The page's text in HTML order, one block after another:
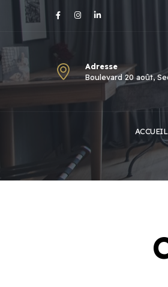
Adresse
Boulevard 20 août,
ACCUEIL